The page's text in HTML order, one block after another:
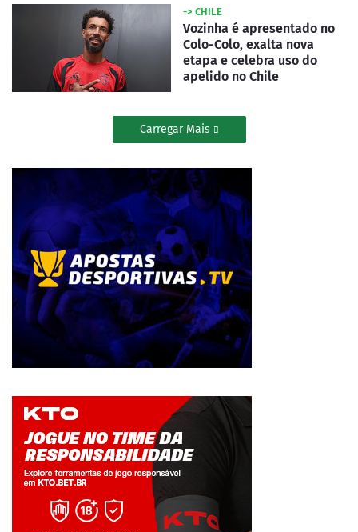
-> CHILE
Vozinha é apresentado no
Colo-Colo, exalta nova
etapa e celebra uso do
apelido no Chile
Carregar Mais